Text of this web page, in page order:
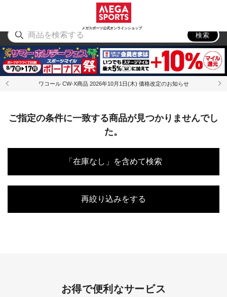
メガスポーツ公式オンラインショップ
アウトドア
検索
ワコール CW-X商品 2026年10月1日(木) 価格改定のお知らせ
ご指定の条件に一致する商品が見つかりませんでし
た。
「在庫なし」を含めて検索
再絞り込みをする
お得で便利なサービス